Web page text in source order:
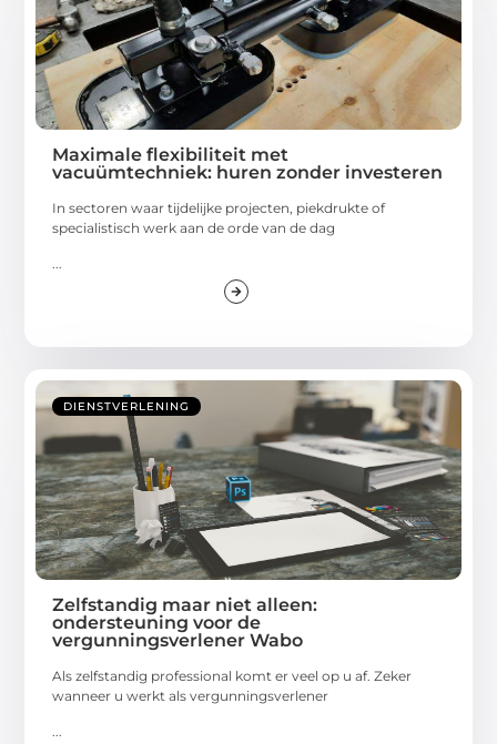
Maximale flexibiliteit met
vacuümtechniek: huren zonder investeren
In sectoren waar tijdelijke projecten, piekdrukte of
specialistisch werk aan de orde van de dag
DIENSTVERLENING
Zelfstandig maar niet alleen:
ondersteuning voor de
vergunningsverlener Wabo
Als zelfstandig professional komt er veel op u af. Zeker
wanneer u werkt als vergunningsverlener
...